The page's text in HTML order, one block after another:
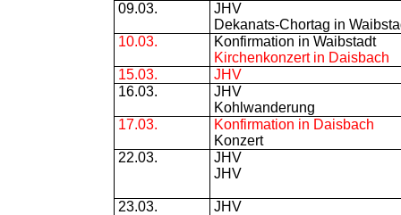
09.03.
JHV
Dekanats-Chortag in
10.03.
Konfirmation in Waibstadt
Kirchenkonzert in Daisbach
15.03.
JHV
16.03.
JHV
Kohlwanderung
17.03.
Konfirmation in Daisbach
Konzert
22.03.
JHV
JHV
23.03.
JHV